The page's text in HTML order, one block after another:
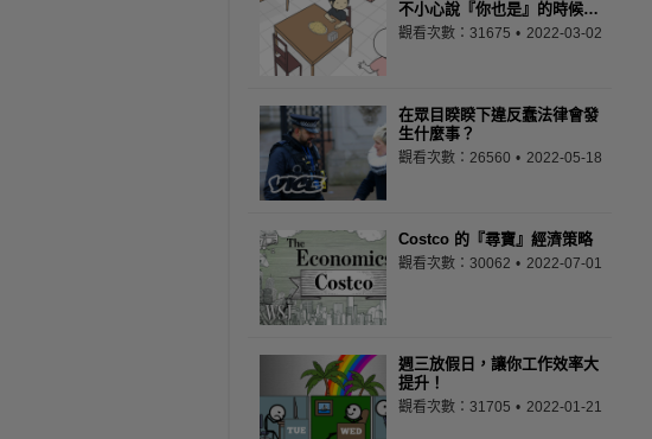
不小心說『你也是』的時候…
觀看次數：31675 2022-03-02
在眾目睽睽下違反蠢法律會發
生什麼事？
觀看次數：26560 2022-05-18
Costco 的『尋寶』經濟策略
觀看次數：30062 2022-07-01
週三放假日，讓你工作效率大
提升！
觀看次數：31705 2022-01-21